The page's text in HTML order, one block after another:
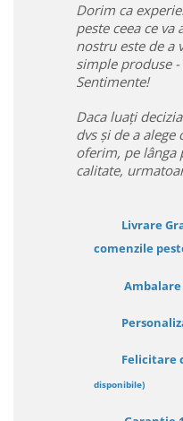
Dorim ca
peste ceea ce va
nostru este de a
simple produse
Sentimente!
Daca luați
dvs și de a
oferim, pe lânga
calitate,
Livrare
comenzile
Ambalare
Felicitare
disponibile)